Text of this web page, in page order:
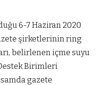
6-7 Haziran 2020
şirketlerinin ring
belirlenen içme suyu
Birimleri
gazete